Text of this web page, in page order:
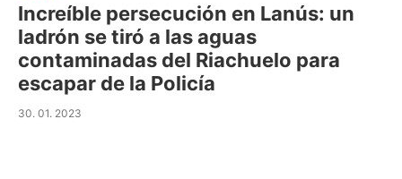
Increíble persecución en Lanús: un
ladrón se tiró a las aguas
contaminadas del Riachuelo para
escapar de la Policía
30. 01. 2023